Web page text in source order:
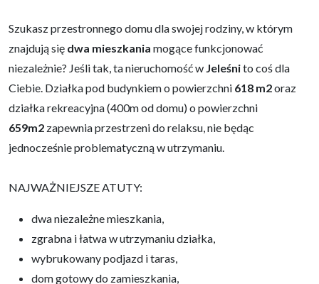
Szukasz przestronnego domu dla swojej rodziny, w którym
znajdują się dwa mieszkania mogące funkcjonować
niezależnie? Jeśli tak, ta nieruchomość w Jeleśnito coś dla
Ciebie. Działka pod budynkiem o powierzchni 618 m2oraz
działka rekreacyjna (400m od domu) o powierzchni
659m2 zapewnia przestrzeni do relaksu, nie będąc
jednocześnie problematyczną w utrzymaniu.
NAJWAŻNIEJSZE ATUTY:
dwa niezależne mieszkania,
zgrabna i łatwa w utrzymaniu działka,
wybrukowany podjazd i taras,
dom gotowy do zamieszkania,